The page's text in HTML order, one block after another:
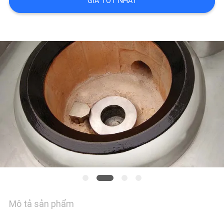
HỆ
CHÚNG
TÔI
TIN
TỨC
CÁC
HỢP
Mô tả sản phẩm